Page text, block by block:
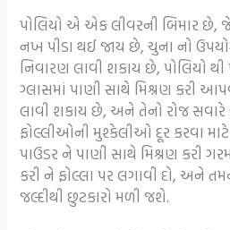
પોલિયો એ એક લીવરની બિમાર
નખ પીડા થઈ જાય છે, ચુના નો
નિવારણ લાવી શકાય છે, પોલિયો થી
ગ્લાસમાં પાણી સાથે મિશ્રણ કરી
લાવી શકાય છે, અને તેનો રોજ સવારે
ફોલ્લીઓની મુશ્કેલીઓ દૂર કરવા
પાઉડર ને પાણી સાથે મિશ્રણ કરી
કરી ને ફોલ્લા પર લગાવી દો, અને
જલ્દીથી છુટકારો મળી જશે.